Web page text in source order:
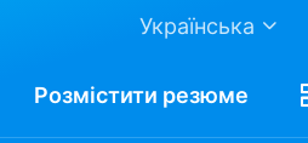
Українська
Розмістити резюме